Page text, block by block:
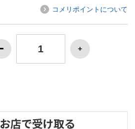
コメリポイントについて
お店で受け取る